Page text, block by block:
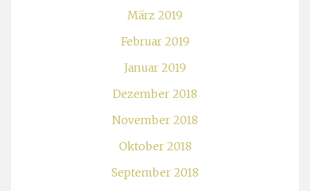
März 2019
Februar 2019
Januar 2019
Dezember 2018
November 2018
Oktober 2018
September 2018